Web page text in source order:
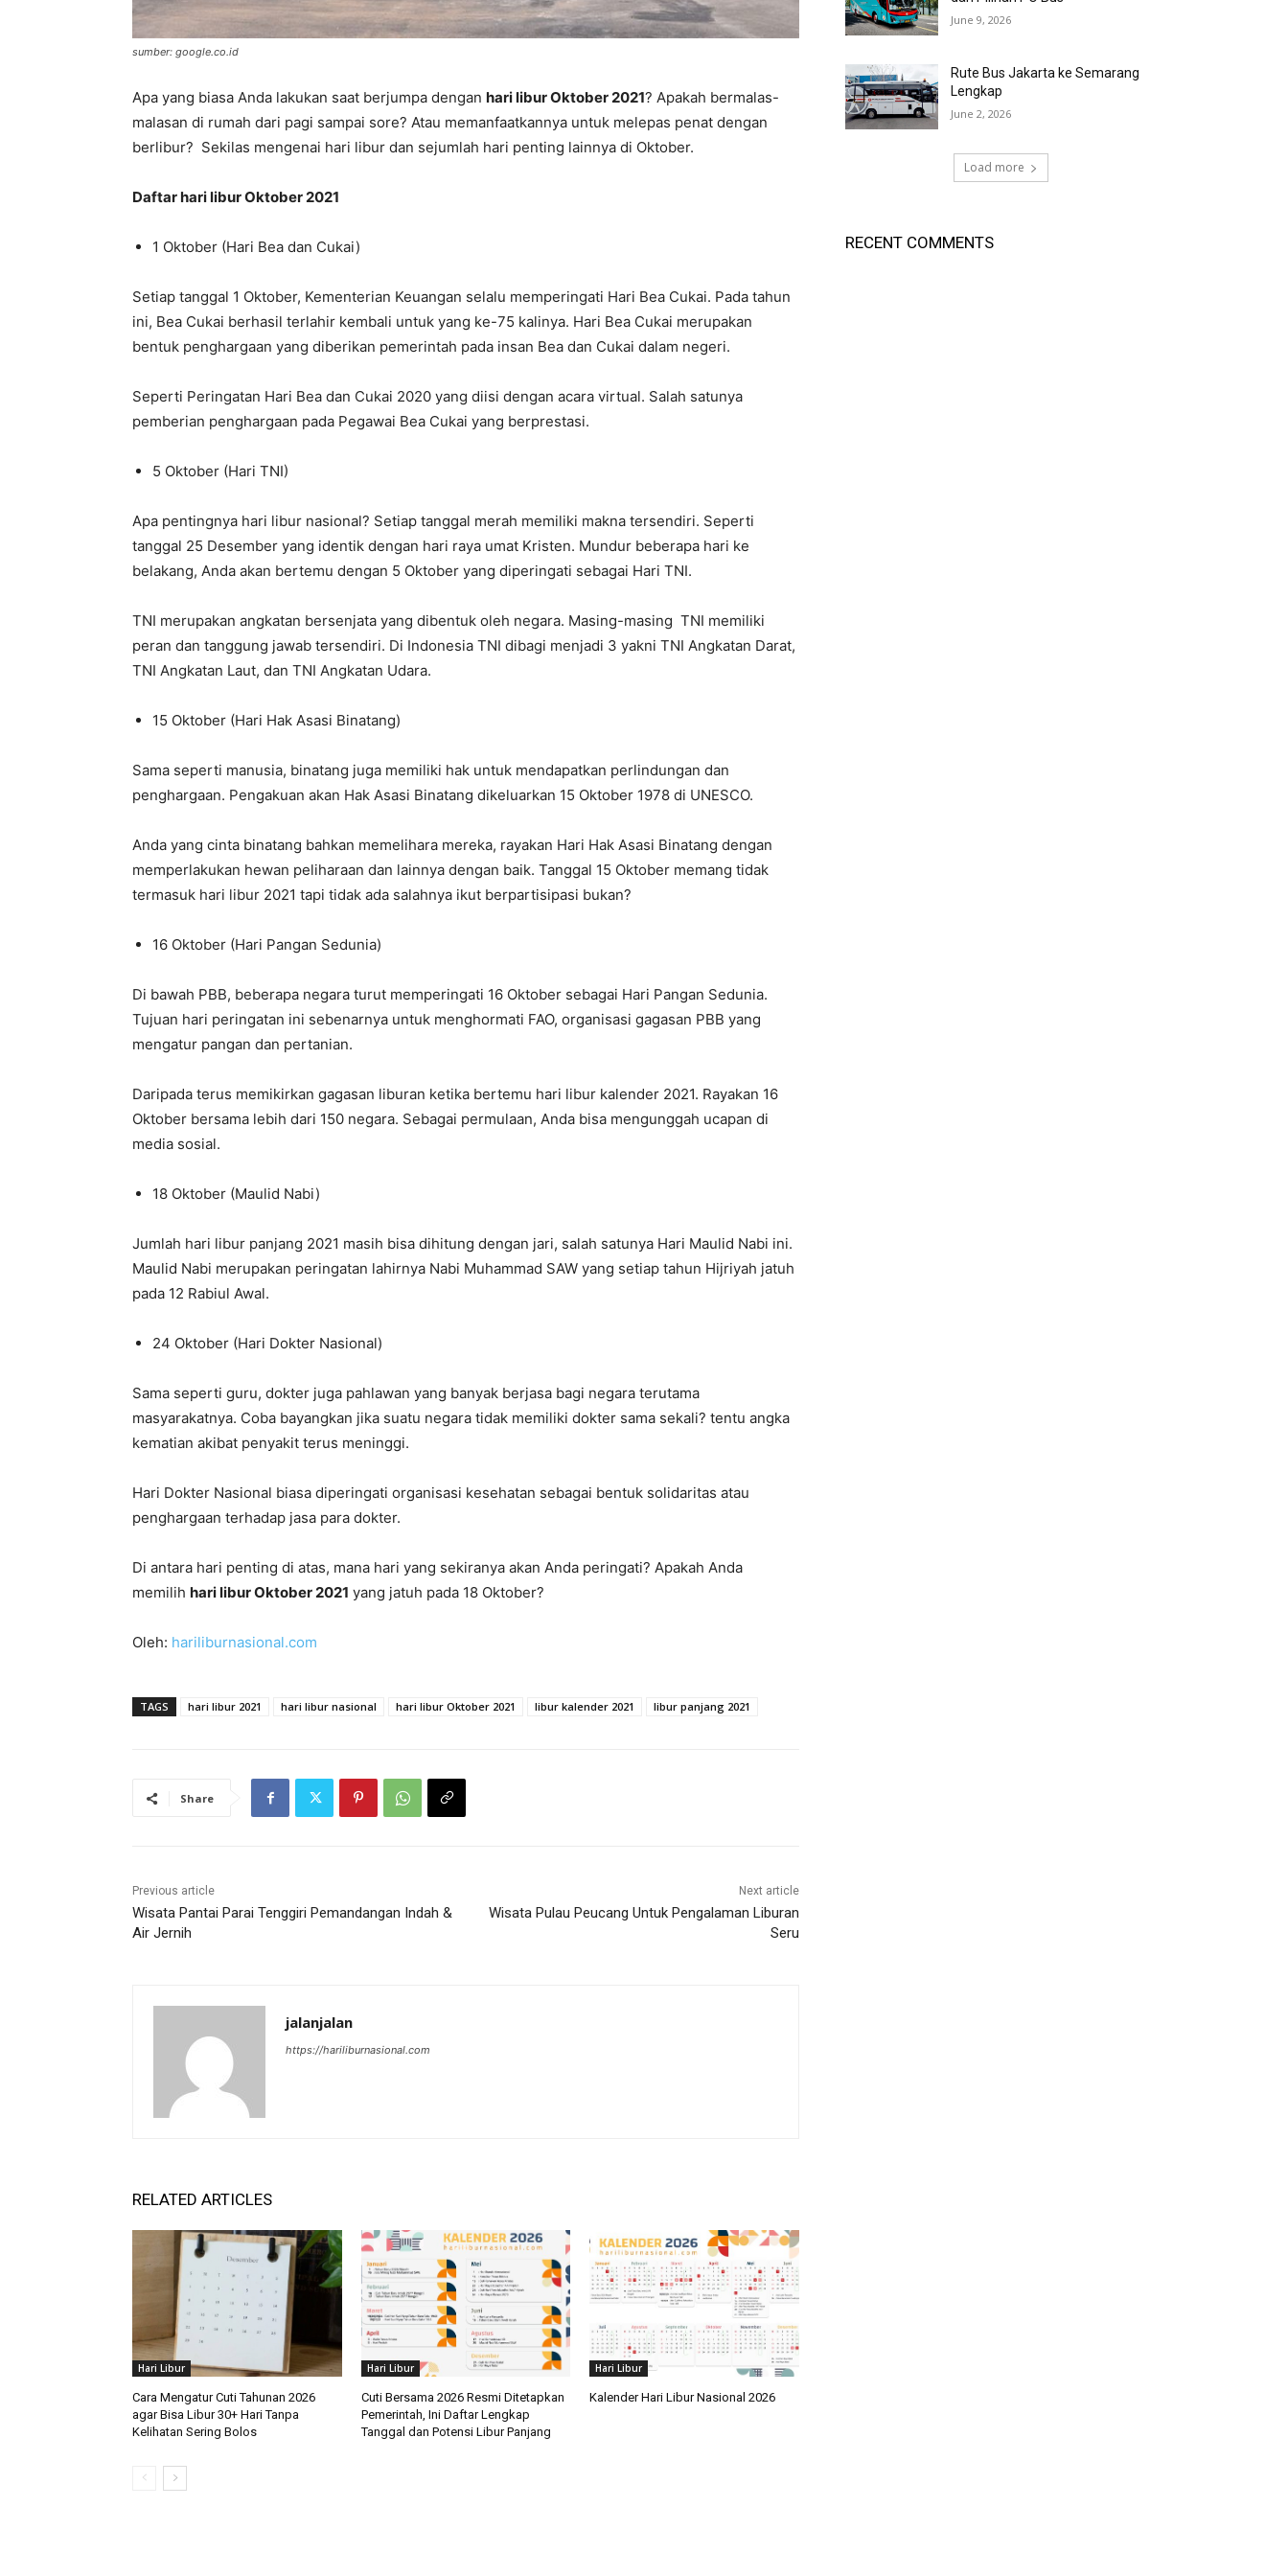
sumber: google.co.id
Apa yang biasa Anda lakukan saat berjumpa dengan hari libur Oktober 2021? Apakah bermalas-
malasan di rumah dari pagi sampai sore? Atau memanfaatkannya untuk melepas penat dengan
berlibur? Sekilas mengenai hari libur dan sejumlah hari penting lainnya di Oktober.
Daftar hari libur Oktober 2021
1 Oktober (Hari Bea dan Cukai)
Setiap tanggal 1 Oktober, Kementerian Keuangan selalu memperingati Hari Bea Cukai. Pada tahun
ini, Bea Cukai berhasil terlahir kembali untuk yang ke-75 kalinya. Hari Bea Cukai merupakan
bentuk penghargaan yang diberikan pemerintah pada insan Bea dan Cukai dalam negeri.
Seperti Peringatan Hari Bea dan Cukai 2020 yang diisi dengan acara virtual. Salah satunya
pemberian penghargaan pada Pegawai Bea Cukai yang berprestasi.
5 Oktober (Hari TNI)
Apa pentingnya hari libur nasional? Setiap tanggal merah memiliki makna tersendiri. Seperti
tanggal 25 Desember yang identik dengan hari raya umat Kristen. Mundur beberapa hari ke
belakang, Anda akan bertemu dengan 5 Oktober yang diperingati sebagai Hari TNI.
TNI merupakan angkatan bersenjata yang dibentuk oleh negara. Masing-masing TNI memiliki
peran dan tanggung jawab tersendiri. Di Indonesia TNI dibagi menjadi 3 yakni TNI Angkatan Darat,
TNI Angkatan Laut, dan TNI Angkatan Udara.
15 Oktober (Hari Hak Asasi Binatang)
Sama seperti manusia, binatang juga memiliki hak untuk mendapatkan perlindungan dan
penghargaan. Pengakuan akan Hak Asasi Binatang dikeluarkan 15 Oktober 1978 di UNESCO.
Anda yang cinta binatang bahkan memelihara mereka, rayakan Hari Hak Asasi Binatang dengan
memperlakukan hewan peliharaan dan lainnya dengan baik. Tanggal 15 Oktober memang tidak
termasuk hari libur 2021 tapi tidak ada salahnya ikut berpartisipasi bukan?
16 Oktober (Hari Pangan Sedunia)
Di bawah PBB, beberapa negara turut memperingati 16 Oktober sebagai Hari Pangan Sedunia.
Tujuan hari peringatan ini sebenarnya untuk menghormati FAO, organisasi gagasan PBB yang
mengatur pangan dan pertanian.
Daripada terus memikirkan gagasan liburan ketika bertemu hari libur kalender 2021. Rayakan 16
Oktober bersama lebih dari 150 negara. Sebagai permulaan, Anda bisa mengunggah ucapan di
media sosial.
18 Oktober (Maulid Nabi)
Jumlah hari libur panjang 2021 masih bisa dihitung dengan jari, salah satunya Hari Maulid Nabi ini.
Maulid Nabi merupakan peringatan lahirnya Nabi Muhammad SAW yang setiap tahun Hijriyah jatuh
pada 12 Rabiul Awal.
24 Oktober (Hari Dokter Nasional)
Sama seperti guru, dokter juga pahlawan yang banyak berjasa bagi negara terutama
masyarakatnya. Coba bayangkan jika suatu negara tidak memiliki dokter sama sekali? tentu angka
kematian akibat penyakit terus meninggi.
Hari Dokter Nasional biasa diperingati organisasi kesehatan sebagai bentuk solidaritas atau
penghargaan terhadap jasa para dokter.
Di antara hari penting di atas, mana hari yang sekiranya akan Anda peringati? Apakah Anda
memilih hari libur Oktober 2021 yang jatuh pada 18 Oktober?
Oleh: hariliburnasional.com
TAGS hari libur 2021 hari libur nasional hari libur Oktober 2021 libur kalender 2021 libur panjang 2021
Share
Previous article
Wisata Pantai Parai Tenggiri Pemandangan Indah &
Air Jernih
Next article
Wisata Pulau Peucang Untuk Pengalaman Liburan
Seru
jalanjalan
https://hariliburnasional.com
RELATED ARTICLES
Hari Libur
Cara Mengatur Cuti Tahunan 2026
agar Bisa Libur 30+ Hari Tanpa
Kelihatan Sering Bolos
Hari Libur
Cuti Bersama 2026 Resmi Ditetapkan
Pemerintah, Ini Daftar Lengkap
Tanggal dan Potensi Libur Panjang
Hari Libur
Kalender Hari Libur Nasional 2026
June 9, 2026
Rute Bus Jakarta ke Semarang
Lengkap
June 2, 2026
Load more
RECENT COMMENTS